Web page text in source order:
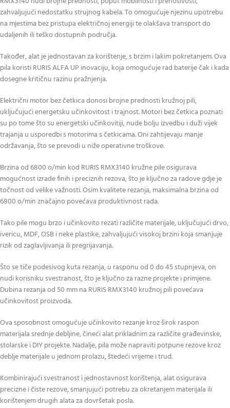
zahvaljujući nedostatku strujnog kabela. To omogućuje njezinu upotrebu
na mjestima bez pristupa električnoj energiji te olakšava transport do
udaljenih ili teško dostupnih područja.
Također, alat je jednostavan za korištenje, s brzim i lakim pokretanjem. Ova
pila koristi RURIS ALFA UP inovaciju, koja omogućuje rad baterije čak i kada
dosegne kritičnu razinu pražnjenja.
Električni motor bez četkica donosi brojne prednosti kružnoj pili,
uključujući energetsku učinkovitost i trajnost. Motori bez četkica poznati
su po tome što su energetski učinkovitiji, nude bolju izvedbu i duži vijek
trajanja u usporedbi s motorima s četkicama. Oni zahtijevaju manje
održavanja, što se prevodi u niže operativne troškove.
Brzina od 6800 o/min kod RURIS RMX3140 kružne pile osigurava
mogućnost izrade finih i preciznih rezova, što je ključno za radove gdje je
točnost od velike važnosti. Osim kvalitete rezanja, maksimalna brzina od
6800 o/min značajno povećava produktivnost rada.
Tako pile mogu brzo i učinkovito rezati različite materijale, uključujući drvo,
ivericu, MDF, OSB i neke plastike, zahvaljujući visokoj brzini koja smanjuje
rizik od zaglavljivanja ili pregrijavanja.
Što se tiče podesivog kuta rezanja, u rasponu od 0 do 45 stupnjeva, on
nudi korisniku svestranost, što je ključno za razne projekte i primjene.
Dubina rezanja od 50 mm na RURIS RMX3140 kružnoj pili povećava
učinkovitost proizvoda.
Ova sposobnost omogućuje učinkovito rezanje kroz širok raspon
materijala srednje debljine, čineći alat prikladnim za različite građevinske,
stolarske i DIY projekte. Nadalje, pila može napraviti potpune rezove kroz
deblje materijale u jednom prolazu, štedeći vrijeme i trud.
Kombinirajući svestranost i jednostavnost korištenja, alat osigurava
precizne i čiste rezove, smanjujući potrebu za okretanjem materijala ili
korištenjem drugih alata za dovršetak posla.